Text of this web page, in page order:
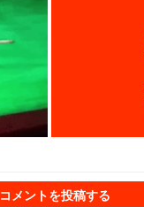
コメントを投稿する